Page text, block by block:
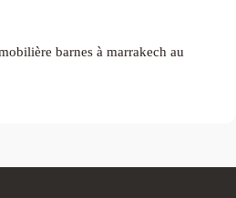
barnes à marrakech au